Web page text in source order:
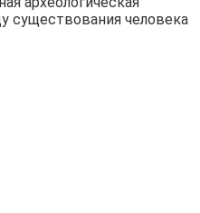
существования человека